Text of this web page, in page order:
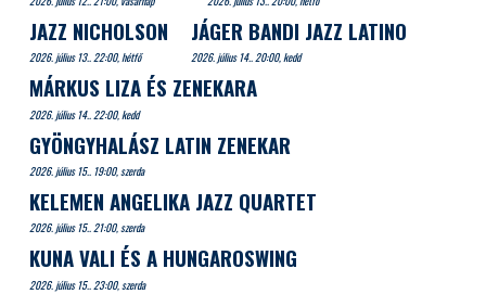
JAZZ NICHOLSON
2026. július 13.. 22:00, hétfő
JÁGER BANDI JAZZ LATINO
2026. július 14.. 20:00, kedd
MÁRKUS LIZA ÉS ZENEKARA
2026. július 14.. 22:00, kedd
GYÖNGYHALÁSZ LATIN ZENEKAR
2026. július 15.. 19:00, szerda
KELEMEN ANGELIKA JAZZ QUARTET
2026. július 15.. 21:00, szerda
KUNA VALI ÉS A HUNGAROSWING
2026. július 15.. 23:00, szerda